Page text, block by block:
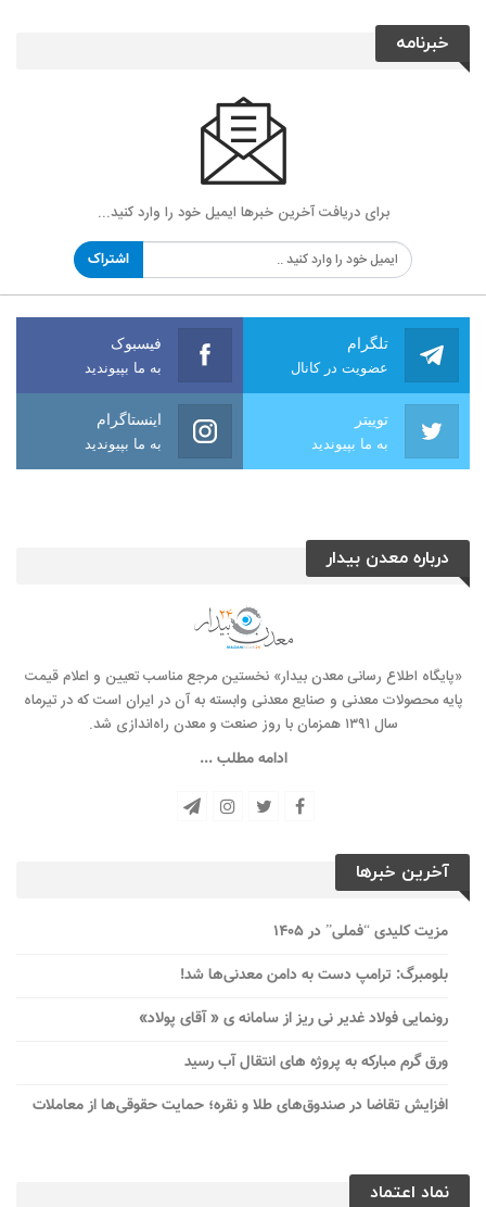
خبرنامه
برای دریافت آخرین خبرها ایمیل خود را وارد کنید...
اشتراک
تلگرام
عضویت در کانال
فیسبوک
به ما بپیوندید
توییتر
به ما بپیوندید
اینستاگرام
به ما بپیوندید
درباره معدن بیدار
«پایگاه اطلاع رسانی معدن بیدار» نخستین مرجع مناسب تعیین و اعلام قیمت
پایه محصولات معدنی و صنایع معدنی وابسته به آن در ایران است که در تیرماه
سال ۱۳۹۱ همزمان با روز صنعت و معدن راه‌‌اندازی شد.
ادامه مطلب ...
آخرین خبرها
مزیت کلیدی “فملی” در ۱۴۰۵
بلومبرگ: ترامپ دست به دامن معدنی‌ها شد!
رونمایی فولاد غدیر نی ریز از سامانه ی « آقای پولاد»
ورق گرم مبارکه به پروژه های انتقال آب رسید
افزایش تقاضا در صندوق‌های طلا و نقره؛ حمایت حقوقی‌ها از معاملات
نماد اعتماد